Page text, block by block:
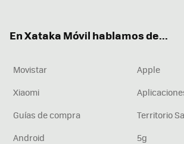
En Xataka Móvil hablamos de...
Movistar
Apple
Xiaomi
Guías de compra
Territorio
Android
5g